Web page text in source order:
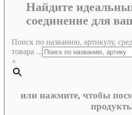
Найдите
соединение для
Поиск по названию, артикулу,
товара ...
×
или нажмите, чтобы